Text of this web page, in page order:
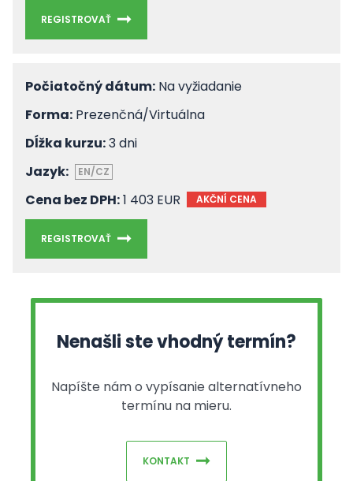
REGISTROVAŤ
Počiatočný dátum: Na vyžiadanie
Forma: Prezenčná/Virtuálna
Dĺžka kurzu:3 dni
Jazyk:
EN/CZ
Cena bez DPH:1 403 EUR AKČNÍ CENA
REGISTROVAŤ
Nenašli ste vhodný termín?
Napíšte nám o vypísanie alternatívneho
termínu na mieru.
KONTAKT